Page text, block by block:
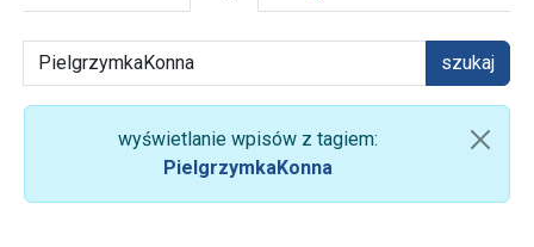
szukaj
wyświetlanie wpisów z tagiem:
PielgrzymkaKonna